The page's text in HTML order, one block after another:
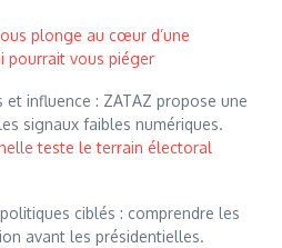
plonge au cœur d’une
pourrait vous piéger
influence : ZATAZ propose une
signaux faibles numériques.
teste le terrain électoral
ciblés : comprendre les
avant les présidentielles.